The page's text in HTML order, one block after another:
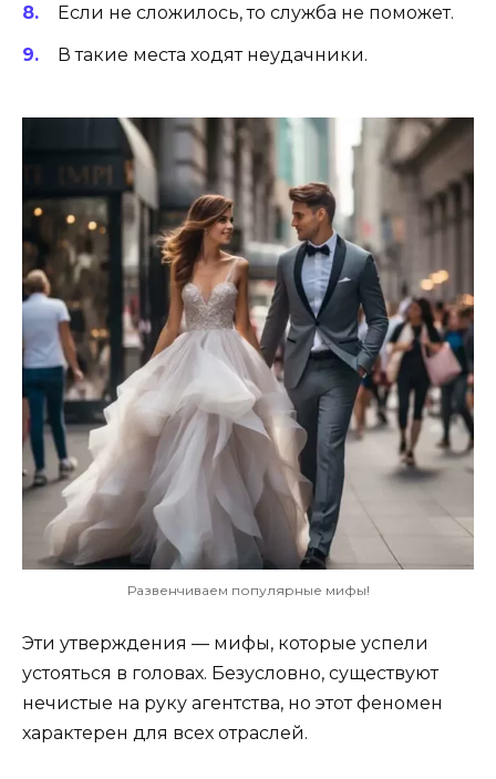
Если не сложилось, то служба не поможет.
В такие места ходят неудачники.
Развенчиваем популярные мифы!
Эти утверждения — мифы, которые успели
устояться в головах. Безусловно, существуют
нечистые на руку агентства, но этот феномен
характерен для всех отраслей.